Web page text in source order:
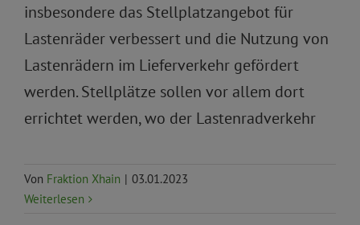
insbesondere das Stellplatzangebot für
Lastenräder verbessert und die Nutzung von
Lastenrädern im Lieferverkehr gefördert
werden. Stellplätze sollen vor allem dort
errichtet werden, wo der Lastenradverkehr
Von Fraktion Xhain | 03.01.2023
Weiterlesen